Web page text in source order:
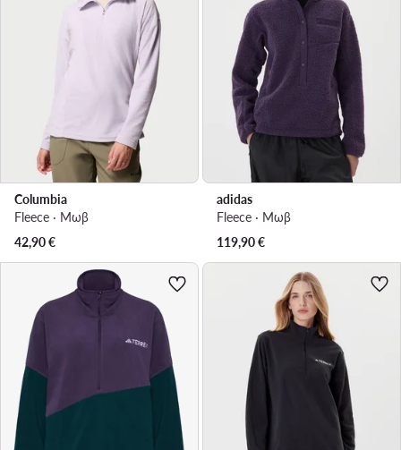
Columbia
Fleece · Μωβ
42,90€
adidas
Fleece · Μωβ
119,90€